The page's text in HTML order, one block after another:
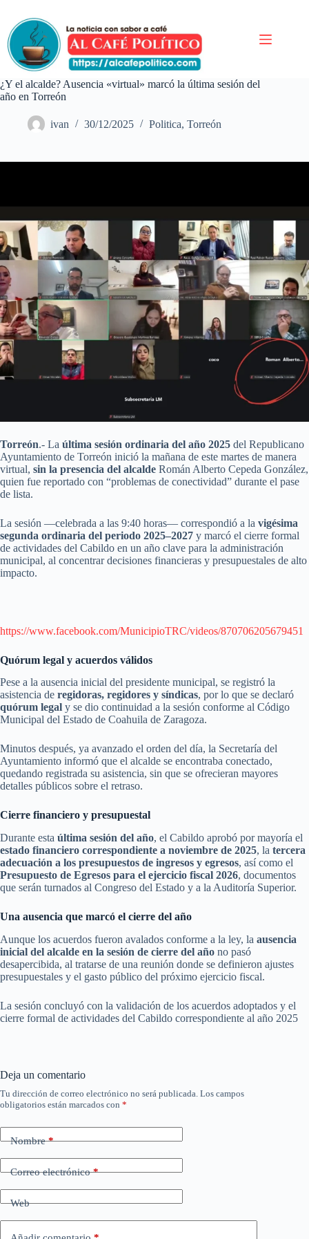
contenido
¿Y el alcalde? Ausencia «virtual» marcó la última sesión del
año en Torreón
ivan 30/12/2025 Politica, Torreón
Torreón.- La última sesión ordinaria del año 2025 del Republicano
Ayuntamiento de Torreón inició la mañana de este martes de manera
virtual, sin la presencia del alcalde Román Alberto Cepeda González,
quien fue reportado con “problemas de conectividad” durante el pase
de lista.
La sesión —celebrada a las 9:40 horas— correspondió a la vigésima
segunda ordinaria del periodo 2025–2027 y marcó el cierre formal
de actividades del Cabildo en un año clave para la administración
municipal, al concentrar decisiones financieras y presupuestales de alto
impacto.
https://www.facebook.com/MunicipioTRC/videos/870706205679451
Quórum legal y acuerdos válidos
Pese a la ausencia inicial del presidente municipal, se registró la
asistencia de regidoras, regidores y síndicas, por lo que se declaró
quórum legal y se dio continuidad a la sesión conforme al Código
Municipal del Estado de Coahuila de Zaragoza.
Minutos después, ya avanzado el orden del día, la Secretaría del
Ayuntamiento informó que el alcalde se encontraba conectado,
quedando registrada su asistencia, sin que se ofrecieran mayores
detalles públicos sobre el retraso.
Cierre financiero y presupuestal
Durante esta última sesión del año, el Cabildo aprobó por mayoría el
estado financiero correspondiente a noviembre de 2025, la tercera
adecuación a los presupuestos de ingresos y egresos, así como el
Presupuesto de Egresos para el ejercicio fiscal 2026, documentos
que serán turnados al Congreso del Estado y a la Auditoría Superior.
Una ausencia que marcó el cierre del año
Aunque los acuerdos fueron avalados conforme a la ley, la ausencia
inicial del alcalde en la sesión de cierre del año no pasó
desapercibida, al tratarse de una reunión donde se definieron ajustes
presupuestales y el gasto público del próximo ejercicio fiscal.
La sesión concluyó con la validación de los acuerdos adoptados y el
cierre formal de actividades del Cabildo correspondiente al año 2025
Deja un comentario
Tu dirección de correo electrónico no será publicada. Los campos
obligatorios están marcados con *
Nombre*
Correo electrónico*
Web